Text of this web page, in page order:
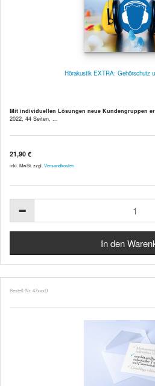
Hörakustik EXTRA: Gehörschutz
Mit individuellen Lösungen neue Kundengruppen
2022, 44 Seiten, ...
21,90 €
inkl. MwSt. zzgl. Versandkosten
Bestell-Nr. 47xxxD